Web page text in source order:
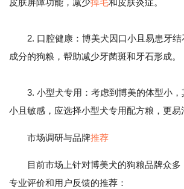
皮肤屏障功能，减少掉毛和皮肤炎症。
2. 口腔健康：博美犬因口小且易患牙结
成分的狗粮，帮助减少牙菌斑和牙石形成。
3. 小型犬专用：考虑到博美的体型小，
小且敏感，应选择小型犬专用配方粮，更易
市场调研与品牌推荐
目前市场上针对博美犬的狗粮品牌众
专业评价和用户反馈的推荐：